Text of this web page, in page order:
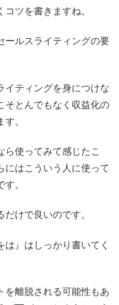
コツを書きますね。
ールスライティングの要
イティングを身につけな
そとんでもなく収益化の
。
ら使ってみて感じたこ
にはこういう人に使って
。
けで良いのです。
』はしっかり書いてく
を離脱される可能性もあ